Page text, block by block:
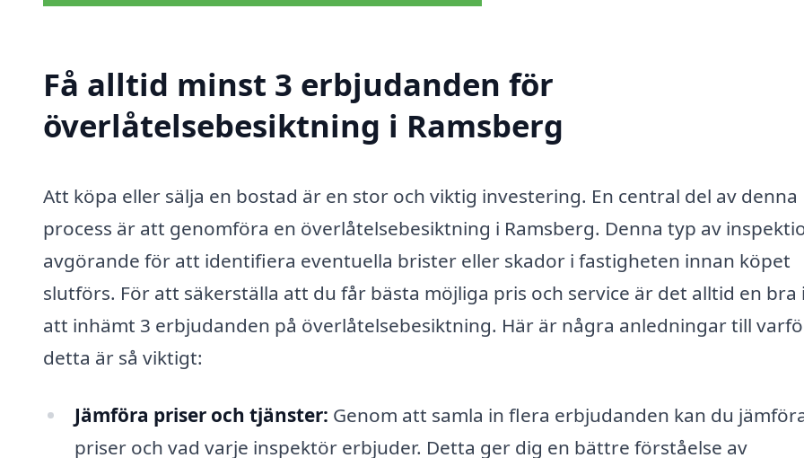
Få alltid minst 3 erbjudanden för
överlåtelsebesiktning i Ramsberg
Att köpa eller sälja en bostad är en stor och viktig investering. En central del av denna
process är att genomföra en överlåtelsebesiktning i Ramsberg. Denna typ av
avgörande för att identifiera eventuella brister eller skador i fastigheten innan köpet
slutförs. För att säkerställa att du får bästa möjliga pris och service är det alltid en bra
att inhämt 3 erbjudanden på överlåtelsebesiktning. Här är några anledningar till
detta är så viktigt:
Jämföra priser och tjänster: Genom att samla in flera erbjudanden kan du
priser och vad varje inspektör erbjuder. Detta ger dig en bättre förståelse av